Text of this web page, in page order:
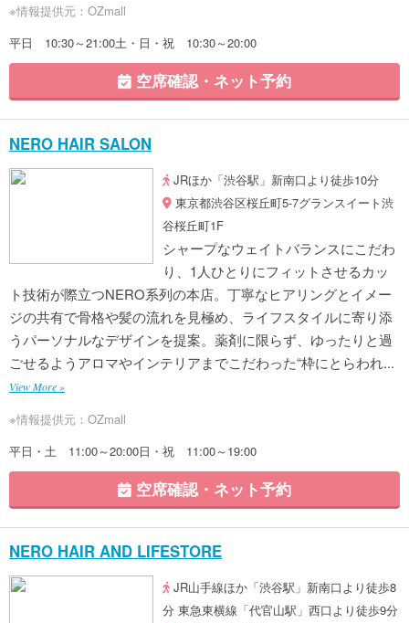
※情報提供元：OZmall
平日 10:30～21:00土・日・祝 10:30～20:00
空席確認・ネット予約
NERO HAIR SALON
JRほか「渋谷駅」新南口より徒歩10分
東京都渋谷区桜丘町5-7グランスイート渋
谷桜丘町1F
シャープなウェイトバランスにこだわ
り、1人ひとりにフィットさせるカッ
ト技術が際立つNERO系列の本店。丁寧なヒアリングとイメー
ジの共有で骨格や髪の流れを見極め、ライフスタイルに寄り添
うパーソナルなデザインを提案。薬剤に限らず、ゆったりと過
ごせるようアロマやインテリアまでこだわった“枠にとらわれ...
View More »
※情報提供元：OZmall
平日・土 11:00～20:00日・祝 11:00～19:00
空席確認・ネット予約
NERO HAIR AND LIFESTORE
JR山手線ほか「渋谷駅」新南口より徒歩8
分 東急東横線「代官山駅」西口より徒歩9分